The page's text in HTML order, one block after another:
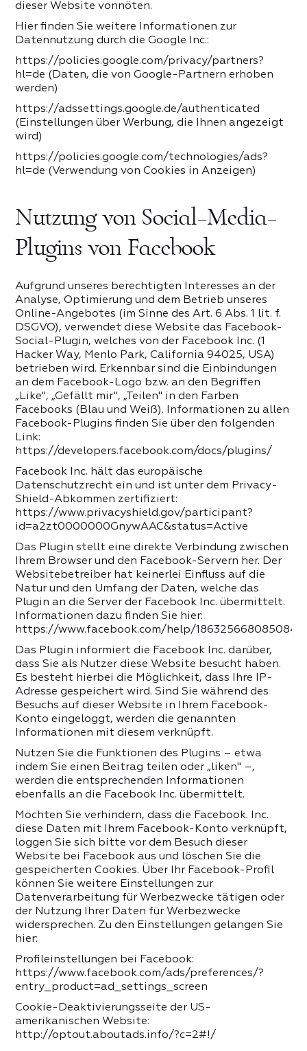
dieser Website vonnöten.
Hier finden Sie weitere Informationen zur
Datennutzung durch die Google Inc.:
https://policies.google.com/privacy/partners?
hl=de (Daten, die von Google-Partnern erhoben
werden)
https://adssettings.google.de/authenticated
(Einstellungen über Werbung, die Ihnen angezeigt
wird)
https://policies.google.com/technologies/ads?
hl=de (Verwendung von Cookies in Anzeigen)
Nutzung von Social-Media-
Plugins von Facebook
Aufgrund unseres berechtigten Interesses an der
Analyse, Optimierung und dem Betrieb unseres
Online-Angebotes (im Sinne des Art. 6 Abs. 1 lit. f.
DSGVO), verwendet diese Website das Facebook-
Social-Plugin, welches von der Facebook Inc. (1
Hacker Way, Menlo Park, California 94025, USA)
betrieben wird. Erkennbar sind die Einbindungen
an dem Facebook-Logo bzw. an den Begriffen
„Like", „Gefällt mir", „Teilen" in den Farben
Facebooks (Blau und Weiß). Informationen zu allen
Facebook-Plugins finden Sie über den folgenden
Link:
https://developers.facebook.com/docs/plugins/
Facebook Inc. hält das europäische
Datenschutzrecht ein und ist unter dem Privacy-
Shield-Abkommen zertifiziert:
https://www.privacyshield.gov/participant?
id=a2zt0000000GnywAAC&status=Active
Das Plugin stellt eine direkte Verbindung zwischen
Ihrem Browser und den Facebook-Servern her. Der
Websitebetreiber hat keinerlei Einfluss auf die
Natur und den Umfang der Daten, welche das
Plugin an die Server der Facebook Inc. übermittelt.
Informationen dazu finden Sie hier:
https://www.facebook.com/help/186325668085084
Das Plugin informiert die Facebook Inc. darüber,
dass Sie als Nutzer diese Website besucht haben.
Es besteht hierbei die Möglichkeit, dass Ihre IP-
Adresse gespeichert wird. Sind Sie während des
Besuchs auf dieser Website in Ihrem Facebook-
Konto eingeloggt, werden die genannten
Informationen mit diesem verknüpft.
Nutzen Sie die Funktionen des Plugins – etwa
indem Sie einen Beitrag teilen oder „liken" –,
werden die entsprechenden Informationen
ebenfalls an die Facebook Inc. übermittelt.
Möchten Sie verhindern, dass die Facebook. Inc.
diese Daten mit Ihrem Facebook-Konto verknüpft,
loggen Sie sich bitte vor dem Besuch dieser
Website bei Facebook aus und löschen Sie die
gespeicherten Cookies. Über Ihr Facebook-Profil
können Sie weitere Einstellungen zur
Datenverarbeitung für Werbezwecke tätigen oder
der Nutzung Ihrer Daten für Werbezwecke
widersprechen. Zu den Einstellungen gelangen Sie
hier:
Profileinstellungen bei Facebook:
https://www.facebook.com/ads/preferences/?
entry_product=ad_settings_screen
Cookie-Deaktivierungsseite der US-
amerikanischen Website:
http://optout.aboutads.info/?c=2#!/
Berlin Bern Brüssel
Hamburg
London
Oslo
Ankara
New York
Washington
Zugang
Email
Passwort
LOGIN
Registrieren Passwort vergessen?
Kontaktieren Sie uns
Email
Ihre Frage
Durch Klicken auf die Schaltfläche "Senden",
stimmen Sie der
Verarbeitung Ihrer
Für Partner
Vorname und Nachname*
Steuer-ID
Telefonnummer*
Email*
SENDEN SIE DEN
PARTNERSCHAFTSANTRAG
Durch Klicken auf die Schaltfläche "Senden Sie
den Partnerschaftsantrag", stimmen Sie der
Verarbeitung Ihrer persönlichen Daten zu
Aktie
https://mozart-house.de/oferta/
Aktie
https://mozart-house.de/oferta/
Aktie
Trendbewertung 4.8
Produktrezension
Telefonnummer*
Email
Link zum sozialen Netzwerk
Fügen Sie bis zu 5 Fotos hinzu
png, jpg
EINE BEWERTUNG HINTERLASSEN
Durch Klicken auf die Schaltfläche "Eine
Bewertung hinterlassen", stimmen Sie der
Verarbeitung Ihrer persönlichen Daten zu
Rezension zum Mozart House
Vorname und Nachname*
Was hat dir gefallen*
Email
Telefonnummer*
Link zum sozialen Netzwerk
Fügen Sie bis zu 5 Fotos hinzu
HINTERLASSE KOMMENTAR
Indem Sie eine Bewertung hinterlassen,
stimmen Sie der
Verarbeitung Ihrer personenbezogenen Daten
zu